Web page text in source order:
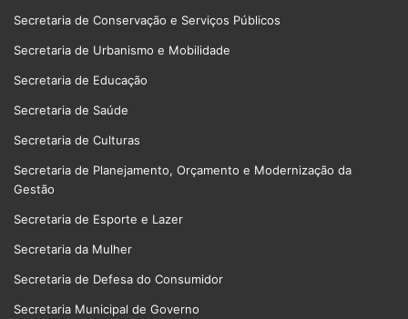
Secretaria de Conservação e Serviços Públicos
Secretaria de Urbanismo e Mobilidade
Secretaria de Educação
Secretaria de Saúde
Secretaria de Culturas
Secretaria de Planejamento, Orçamento e Modernização da
Gestão
Secretaria de Esporte e Lazer
Secretaria da Mulher
Secretaria de Defesa do Consumidor
Secretaria Municipal de Governo